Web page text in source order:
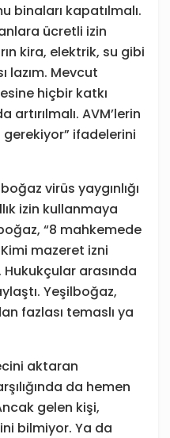
binaları kapatılmalı.
ücretli izin
kira, elektrik, su gibi
lazım. Mevcut
hiçbir katkı
AVM’lerin
ifadelerini
virüs yaygınlığı
izin kullanmaya
“8 mahkemede
mazeret izni
Hukukçular arasında
Yeşilboğaz,
fazlası temaslı ya
aktaran
da hemen
gelen kişi,
bilmiyor. Ya da